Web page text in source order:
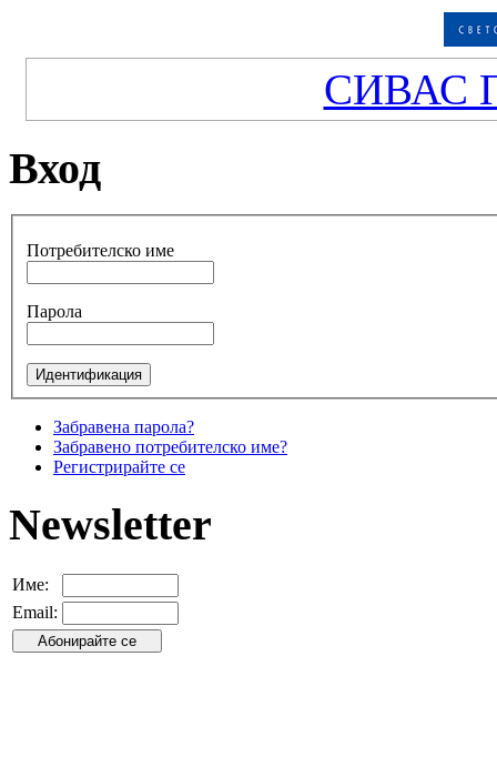
СИВАС
Вход
Потребителско име
Парола
Забравена парола?
Забравено потребителско име?
Регистрирайте се
Newsletter
Име:
Email: